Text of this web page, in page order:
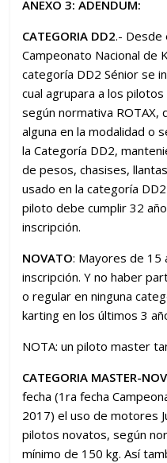
ANEXO 3: ADENDUM:
CATEGORIA DD2.- Desde
Campeonato Nacional de
categoría DD2 Sénior se
cual agrupara a los
según normativa ROTAX,
alguna en la modalidad o
la Categoría DD2,
de pesos, chasises,
usado en la categoría
piloto debe cumplir 32
inscripción.
NOVATO: Mayores de 15
inscripción. Y no haber
o regular en ninguna
karting en los últimos 3
NOTA: un piloto master
CATEGORIA MASTER-
fecha (1ra fecha
2017) el uso de motores
pilotos novatos, según
mínimo de 150 kg. Así